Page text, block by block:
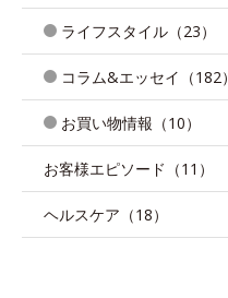
ライフスタイル（23）
コラム&エッセイ（182）
お買い物情報（10）
お客様エピソード（11）
ヘルスケア（18）